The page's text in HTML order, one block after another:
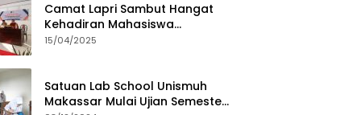
Camat Lapri Sambut Hangat
Kehadiran Mahasiswa
PoltekMu
15/04/2025
Satuan Lab School Unismuh
Makassar Mulai Ujian Semester,